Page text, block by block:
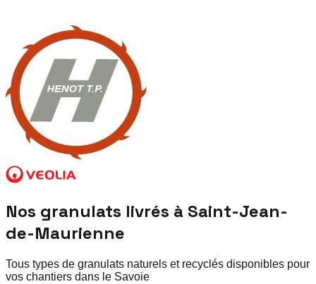
Nos granulats livrés à Saint-Jean-
de-Maurienne
Tous types de granulats naturels et recyclés disponibles pour
vos chantiers dans le Savoie